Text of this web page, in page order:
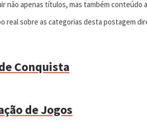
não apenas títulos, mas também conteúdo
real sobre as categorias desta postagem
Conquista
de Jogos